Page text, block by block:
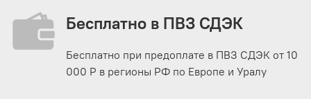
Бесплатно в ПВЗ СДЭК
Бесплатно при предоплате в ПВЗ СДЭК от 10
000 Р в регионы РФ по Европе и Уралу